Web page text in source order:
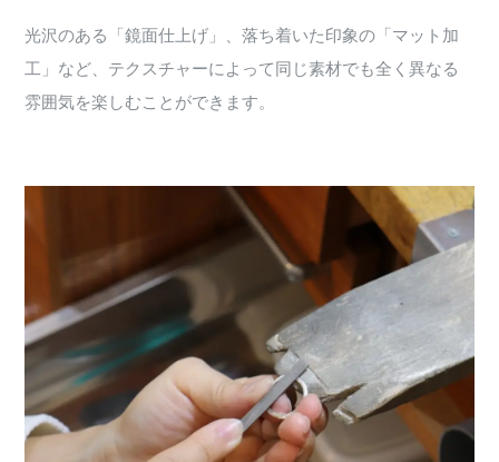
光沢のある「鏡面仕上げ」、落ち着いた印象の「マット加
工」など、テクスチャーによって同じ素材でも全く異なる
雰囲気を楽しむことができます。